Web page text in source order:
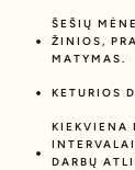
ŠEŠIŲ
ŽINIOS,
MATYMAS.
KETURIOS
KIEKVIENA
DARBŲ